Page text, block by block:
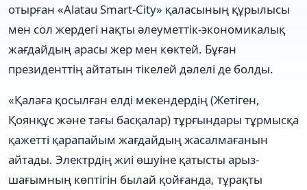
отырған «Alatau Smart-City» қаласының құрылысы
мен сол жердегі нақты әлеуметтік-экономикалық
жағдайдың арасы жер мен көктей. Бұған
президенттің айтатын тікелей дәлелі де болды.
«Қалаға қосылған елді мекендердің (Жетіген,
Қоянқұс және тағы басқалар) тұрғындары тұрмысқа
қажетті қарапайым жағдайдың жасалмағанын
айтады. Электрдің жиі өшуіне қатысты арыз-
шағымның көптігін былай қойғанда, тұрақты